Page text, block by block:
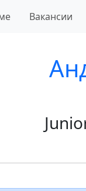
Вакансии